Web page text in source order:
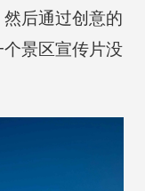
后通过创意的
景区宣传片没